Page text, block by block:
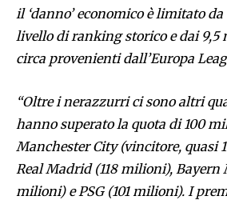
il ‘danno’ economico è limitato
livello di ranking storico e dai
circa provenienti dall’Europa
“Oltre i nerazzurri ci sono altri
hanno superato la quota di 100
Manchester City (vincitore, quasi
Real Madrid (118 milioni), Bayern
milioni) e PSG (101 milioni). I